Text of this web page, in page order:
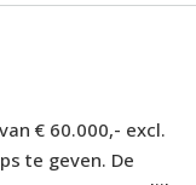
€ 60.000,- excl.
te geven. De